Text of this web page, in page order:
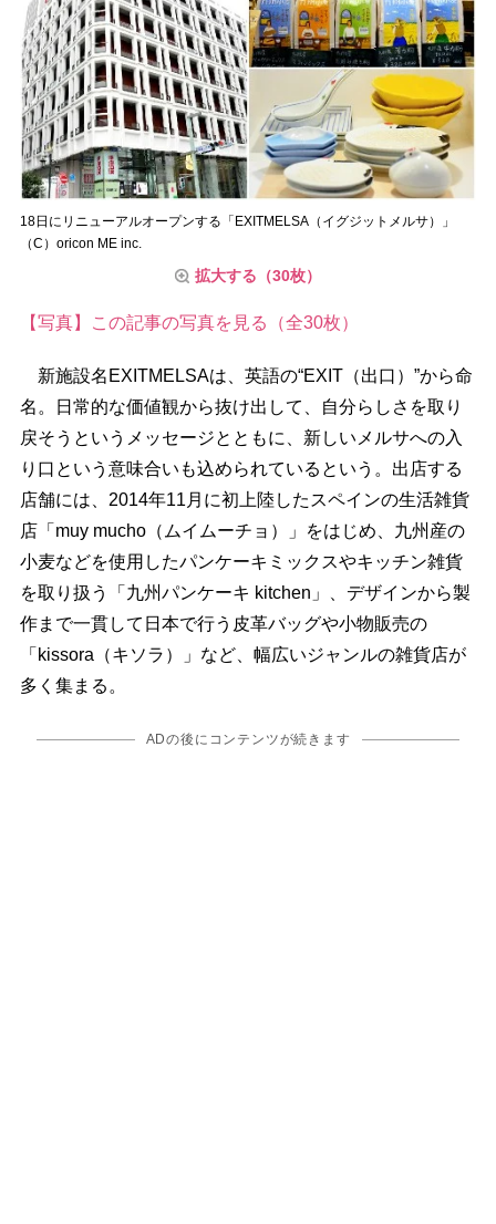
18日にリニューアルオープンする「EXITMELSA（イグジットメルサ）」
（C）oricon ME inc.
拡大する（30枚）
【写真】この記事の写真を見る（全30枚）
新施設名EXITMELSAは、英語の“EXIT（出口）”から命
名。日常的な価値観から抜け出して、自分らしさを取り
戻そうというメッセージとともに、新しいメルサへの入
り口という意味合いも込められているという。出店する
店舗には、2014年11月に初上陸したスペインの生活雑貨
店「muy mucho（ムイムーチョ）」をはじめ、九州産の
小麦などを使用したパンケーキミックスやキッチン雑貨
を取り扱う「九州パンケーキ kitchen」、デザインから製
作まで一貫して日本で行う皮革バッグや小物販売の
「kissora（キソラ）」など、幅広いジャンルの雑貨店が
多く集まる。
ADの後にコンテンツが続きます